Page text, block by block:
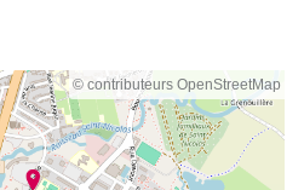
© contributeurs OpenStreetMap